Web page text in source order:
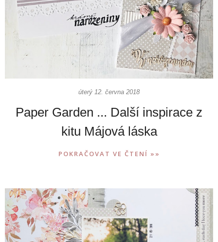
úterý 12. června 2018
Paper Garden ... Další inspirace z
kitu Májová láska
POKRAČOVAT VE ČTENÍ »»